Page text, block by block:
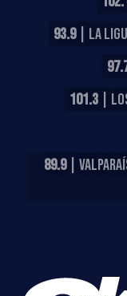
93.9| LA
101.3|
89.9|